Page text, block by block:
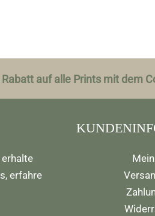
Rabatt auf alle Prints mit dem
erfahre